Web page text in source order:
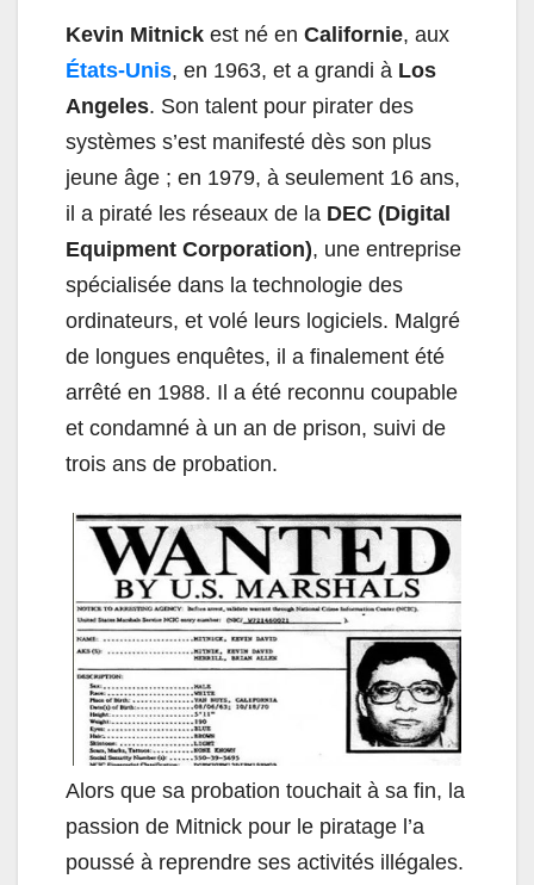
Kevin Mitnick est né en Californie, aux
États-Unis, en 1963, et a grandi à Los
Angeles. Son talent pour pirater des
systèmes s’est manifesté dès son plus
jeune âge ; en 1979, à seulement 16 ans,
il a piraté les réseaux de la DEC (Digital
Equipment Corporation), une entreprise
spécialisée dans la technologie des
ordinateurs, et volé leurs logiciels. Malgré
de longues enquêtes, il a finalement été
arrêté en 1988. Il a été reconnu coupable
et condamné à un an de prison, suivi de
trois ans de probation.
Alors que sa probation touchait à sa fin, la
passion de Mitnick pour le piratage l’a
poussé à reprendre ses activités illégales.